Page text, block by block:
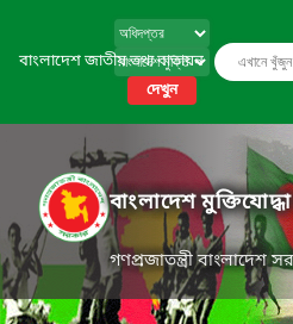
বাংলাদেশ জাতীয় তথ্য বাতায়ন
দেখুন
বাংলাদেশ
গণপ্রজাতন্ত্রী বাংলাদেশ